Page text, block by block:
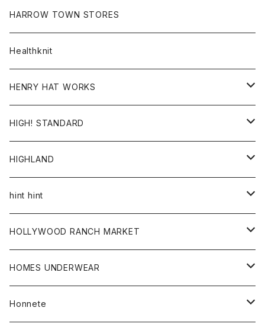
スウェット
カーディガン
コート
ボトム
パンツ
ロンTEE
HARROW TOWN STORES
Healthknit
HENRY HAT WORKS
帽子
HIGH! STANDARD
アウター
ジャケット
トップス
シャツ
カーディガン
ボトム
グッズ
帽子
HIGHLAND
帽子
hint hint
ストール
HOLLYWOOD RANCH MARKET
アウター
カーディガン
アクセサリー
HOMES UNDERWEAR
アウター
Honnete